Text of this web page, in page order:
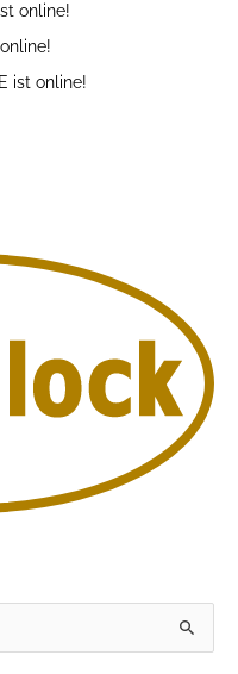
online!
ist online!